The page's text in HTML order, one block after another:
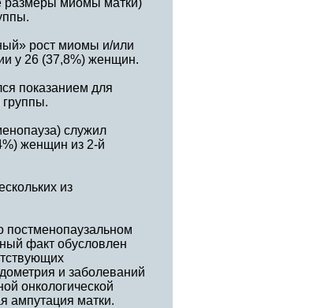
размеры миомы матки)
рост миомы и/или
у 26 (37,8%) женщин.
показанием для
служил
женщин из 2-й
из
постменопаузальном
факт обусловлен
и заболеваний
онкологической
ампутация матки.